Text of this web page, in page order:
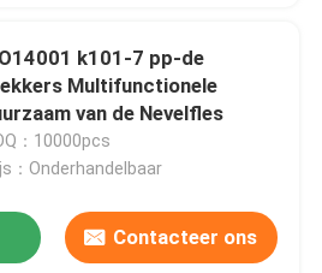
k101-7 pp-de
Multifunctionele
van de Nevelfles
：10000pcs
：Onderhandelbaar
Contacteer ons